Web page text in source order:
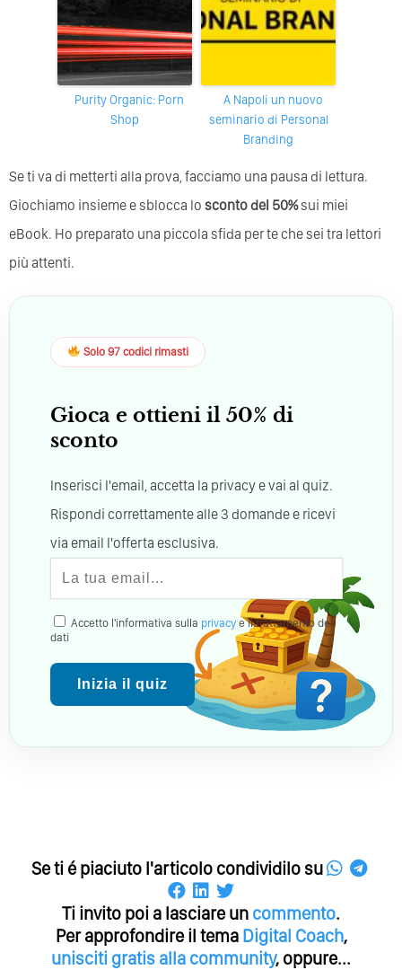
Purity Organic: Porn
Shop
A Napoli un nuovo
seminario di Personal
Branding
Se ti va di metterti alla prova, facciamo una pausa di lettura.
Giochiamo insieme e sblocca lo sconto del 50%sui miei
eBook. Ho preparato una piccola sfida per te che sei tra lettori
più attenti.
Solo 97 codici rimasti
Gioca e ottieni il 50% di
sconto
Inserisci l'email, accetta la privacy e vai al quiz.
Rispondi correttamente alle 3 domande e ricevi
via email l'offerta esclusiva.
Accetto l'informativa sulla privacy e il trattamento dei
dati
Inizia il quiz
Se ti é piaciuto l'articolo condividilo su
Ti invito poi a lasciare un commento.
Per approfondire il tema Digital Coach,
unisciti gratis alla community, oppure...